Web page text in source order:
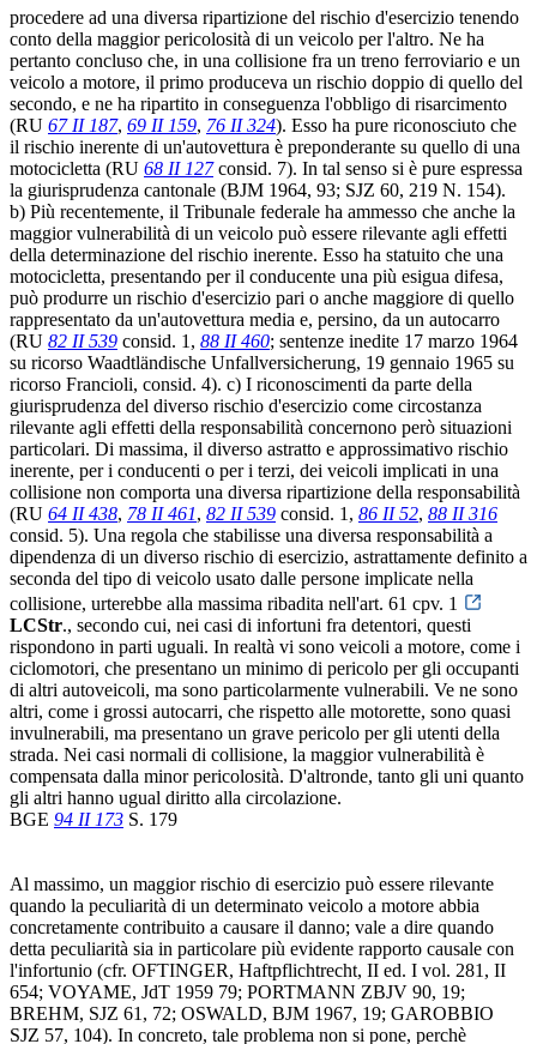
procedere ad una diversa ripartizione del rischio d'esercizio tenendo
conto della maggior pericolosità di un veicolo per l'altro. Ne ha
pertanto concluso che, in una collisione fra un treno ferroviario e un
veicolo a motore, il primo produceva un rischio doppio di quello del
secondo, e ne ha ripartito in conseguenza l'obbligo di risarcimento
(RU 67 II 187, 69 II 159, 76 II 324). Esso ha pure riconosciuto che
il rischio inerente di un'autovettura è preponderante su quello di una
motocicletta (RU 68 II 127consid. 7). In tal senso si è pure espressa
la giurisprudenza cantonale (BJM 1964, 93; SJZ 60, 219 N. 154).
b) Più recentemente, il Tribunale federale ha ammesso che anche la
maggior vulnerabilità di un veicolo può essere rilevante agli effetti
della determinazione del rischio inerente. Esso ha statuito che una
motocicletta, presentando per il conducente una più esigua difesa,
può produrre un rischio d'esercizio pari o anche maggiore di quello
rappresentato da un'autovettura media e, persino, da un autocarro
(RU 82 II 539 consid. 1, 88 II 460; sentenze inedite 17 marzo 1964
su ricorso Waadtländische Unfallversicherung, 19 gennaio 1965 su
ricorso Francioli, consid. 4). c) I riconoscimenti da parte della
giurisprudenza del diverso rischio d'esercizio come circostanza
rilevante agli effetti della responsabilità concernono però situazioni
particolari. Di massima, il diverso astratto e approssimativo rischio
inerente, per i conducenti o per i terzi, dei veicoli implicati in una
collisione non comporta una diversa ripartizione della responsabilità
(RU 64 II 438, 78 II 461, 82 II 539 consid. 1, 86 II 52, 88 II 316
consid. 5). Una regola che stabilisse una diversa responsabilità a
dipendenza di un diverso rischio di esercizio, astrattamente definito a
seconda del tipo di veicolo usato dalle persone implicate nella
collisione, urterebbe alla massima ribadita nell'art. 61 cpv. 1
LCStr., secondo cui, nei casi di infortuni fra detentori, questi
rispondono in parti uguali. In realtà vi sono veicoli a motore, come i
ciclomotori, che presentano un minimo di pericolo per gli occupanti
di altri autoveicoli, ma sono particolarmente vulnerabili. Ve ne sono
altri, come i grossi autocarri, che rispetto alle motorette, sono quasi
invulnerabili, ma presentano un grave pericolo per gli utenti della
strada. Nei casi normali di collisione, la maggior vulnerabilità è
compensata dalla minor pericolosità. D'altronde, tanto gli uni quanto
gli altri hanno ugual diritto alla circolazione.
BGE 94 II 173 S. 179
Al massimo, un maggior rischio di esercizio può essere rilevante
quando la peculiarità di un determinato veicolo a motore abbia
concretamente contribuito a causare il danno; vale a dire quando
detta peculiarità sia in particolare più evidente rapporto causale con
l'infortunio (cfr. OFTINGER, Haftpflichtrecht, II ed. I vol. 281, II
654; VOYAME, JdT 1959 79; PORTMANN ZBJV 90, 19;
BREHM, SJZ 61, 72; OSWALD, BJM 1967, 19; GAROBBIO
SJZ 57, 104). In concreto, tale problema non si pone, perchè